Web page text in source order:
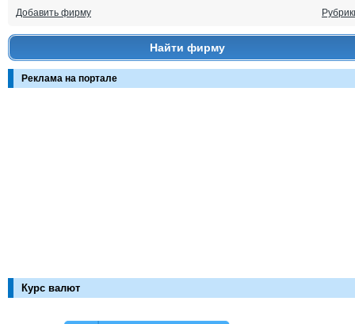
Добавить фирму
Найти фирму
Реклама на портале
Курс валют